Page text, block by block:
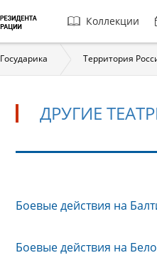
Главная
навигация
Коллекции
Государика Территория
ДРУГИЕ
театры
действий
Боевые действия на
Боевые действия на